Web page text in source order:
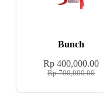
Bunch
Rp700,000.00
Rp400,000.00